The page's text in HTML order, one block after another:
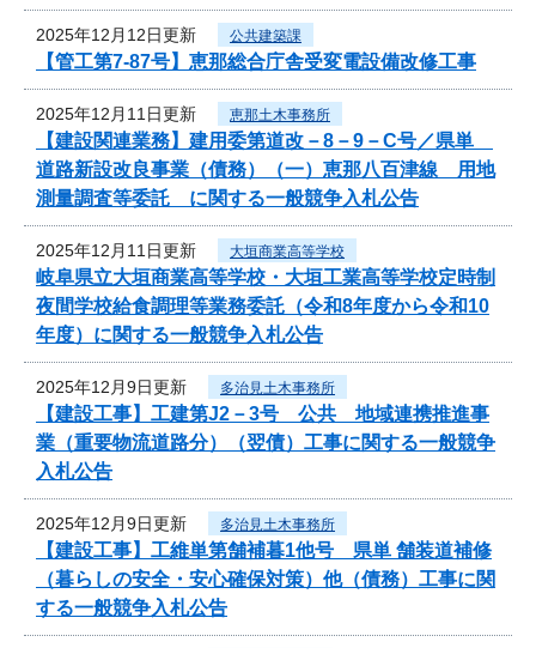
2025年12月12日更新 公共建築課
【管工第7-87号】恵那総合庁舎受変電設備改修工事
2025年12月11日更新 恵那土木事務所
【建設関連業務】建用委第道改－8－9－C号／県単
道路新設改良事業（債務）（一）恵那八百津線 用地
測量調査等委託 に関する一般競争入札公告
2025年12月11日更新 大垣商業高等学校
岐阜県立大垣商業高等学校・大垣工業高等学校定時制
夜間学校給食調理等業務委託（令和8年度から令和10
年度）に関する一般競争入札公告
2025年12月9日更新 多治見土木事務所
【建設工事】工建第J2－3号 公共 地域連携推進事
業（重要物流道路分）（翌債）工事に関する一般競争
入札公告
2025年12月9日更新 多治見土木事務所
【建設工事】工維単第舗補暮1他号 県単 舗装道補修
（暮らしの安全・安心確保対策）他（債務）工事に関
する一般競争入札公告